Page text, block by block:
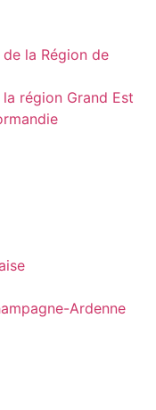
la Région de
région Grand Est
Ardenne